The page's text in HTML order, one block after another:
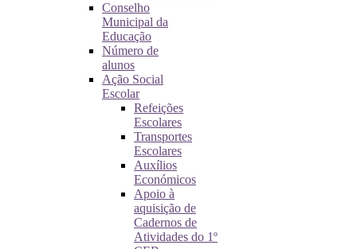
Conselho
Municipal da
Educação
Número de
alunos
Ação Social
Escolar
Refeições
Escolares
Transportes
Escolares
Auxílios
Económicos
Apoio à
aquisição de
Cadernos de
Atividades do 1º